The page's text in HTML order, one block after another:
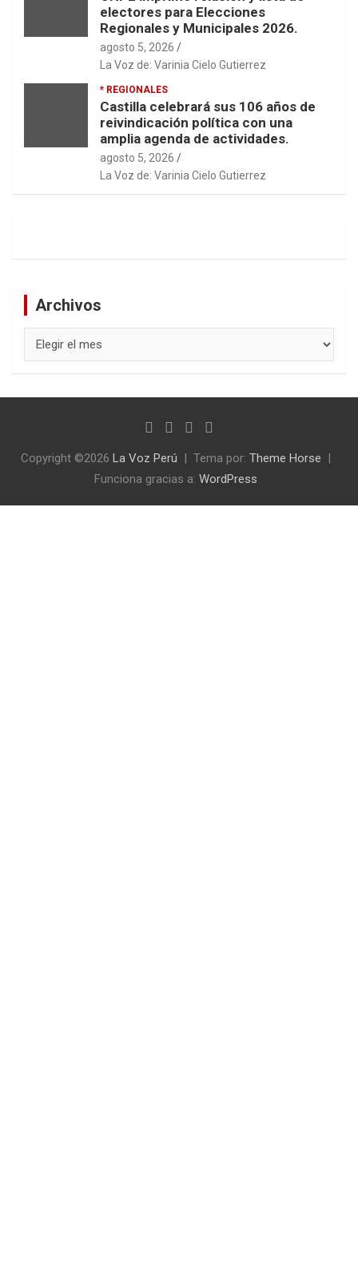
electores para Elecciones
Regionales y Municipales 2026.
agosto 5, 2026
La Voz de: Varinia Cielo Gutierrez
* REGIONALES
Castilla celebrará sus 106 años de
reivindicación política con una
amplia agenda de actividades.
agosto 5, 2026
La Voz de: Varinia Cielo Gutierrez
Archivos
Copyright ©2026 La Voz Perú Tema por: Theme Horse
Funciona gracias a: WordPress